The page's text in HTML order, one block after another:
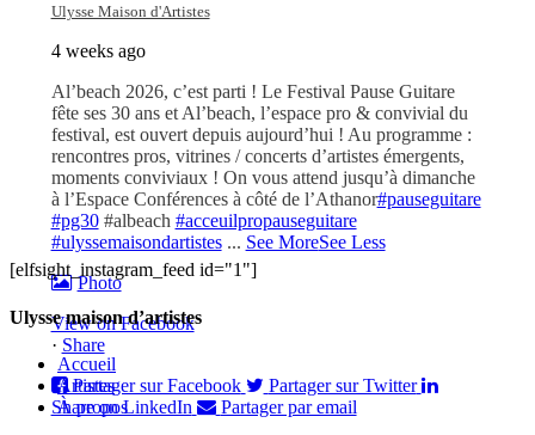
Ulysse Maison d'Artistes
4 weeks ago
Al’beach 2026, c’est parti ! Le Festival Pause Guitare
fête ses 30 ans et Al’beach, l’espace pro & convivial du
festival, est ouvert depuis aujourd’hui ! Au programme :
rencontres pros, vitrines / concerts d’artistes émergents,
moments conviviaux ! On vous attend jusqu’à dimanche
à l’Espace Conférences à côté de l’Athanor#pauseguitare
#pg30#albeach #acceuilpropauseguitare
#ulyssemaisondartistes ... See MoreSee Less
Photo
View on Facebook
· Share
Partager sur Facebook
Partager sur Twitter
Share on LinkedIn
Partager par email
[elfsight_instagram_feed id="1"]
Ulysse maison d’artistes
Accueil
Artistes
À propos